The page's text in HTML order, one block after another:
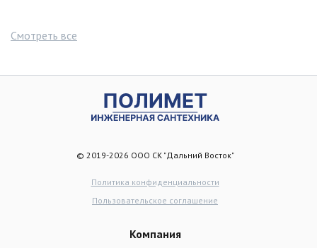
Смотреть все
© 2019-2026 ООО СК "Дальний Восток"
Политика конфиденциальности
Пользовательское соглашение
Компания